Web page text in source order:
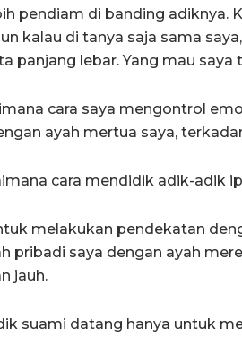
pendiam di banding adiknya.
kalau di tanya saja sama
panjang lebar. Yang mau saya
cara saya mengontrol
ayah mertua saya,
cara mendidik adik-adik
melakukan pendekatan
pribadi saya dengan ayah
jauh.
suami datang hanya untuk